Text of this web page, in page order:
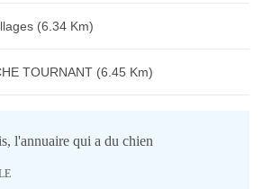
(6.34 Km)
TOURNANT (6.45 Km)
l'annuaire qui a du chien